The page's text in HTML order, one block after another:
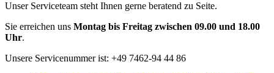
Unser Serviceteam steht Ihnen gerne beratend zu Seite.
Sie erreichen uns Montag bis Freitag zwischen 09.00 und 18.00
Uhr.
Unsere Servicenummer ist: +49 7462-94 44 86